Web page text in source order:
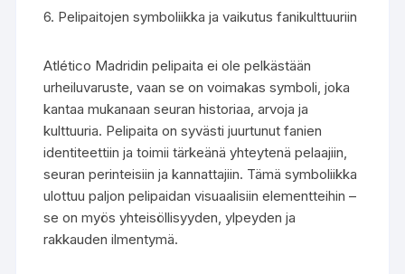
6. Pelipaitojen symboliikka ja vaikutus fanikulttuuriin
Atlético Madridin pelipaita ei ole pelkästään
urheiluvaruste, vaan se on voimakas symboli, joka
kantaa mukanaan seuran historiaa, arvoja ja
kulttuuria. Pelipaita on syvästi juurtunut fanien
identiteettiin ja toimii tärkeänä yhteytenä pelaajiin,
seuran perinteisiin ja kannattajiin. Tämä symboliikka
ulottuu paljon pelipaidan visuaalisiin elementteihin –
se on myös yhteisöllisyyden, ylpeyden ja
rakkauden ilmentymä.